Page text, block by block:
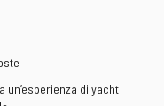
di yacht